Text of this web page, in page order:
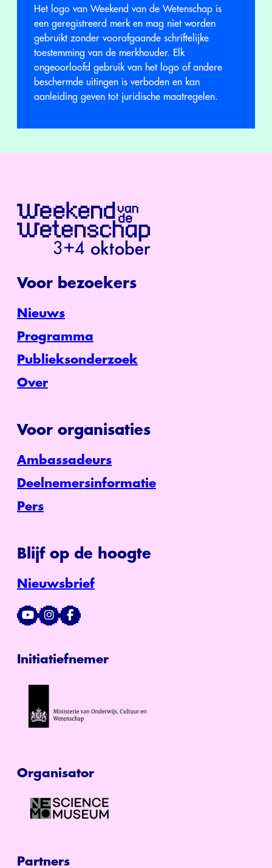
Het logo van Weekend van de Wetenschap is
een geregistreerd merk en mag niet worden
gebruikt zonder voorafgaande schriftelijke
toestemming van de merkhouder. Elk
ongeoorloofd gebruik van het logo of andere
beschermde uitingen is verboden en kan
aanleiding geven tot juridische maatregelen.
Voor bezoekers
Nieuws
Programma
Publieksonderzoek
Over
Voor organisaties
Ambassadeurs
Deelnemersinformatie
Pers
Blijf op de hoogte
Nieuwsbrief
Initiatiefnemer
Organisator
Partners